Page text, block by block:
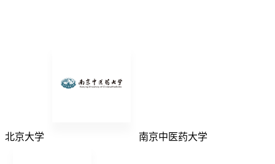
北京大学 南京中医药大学